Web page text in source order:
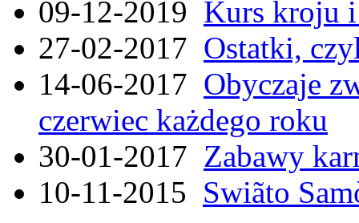
09-12-2019 Kurs kroju i
27-02-2017 Ostatki,
14-06-2017 Obyczaje
czerwiec każdego roku
30-01-2017 Zabawy
10-11-2015 Swiãto